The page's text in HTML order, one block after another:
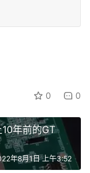
0 0
年前的GT
年8月1日 上午3:52